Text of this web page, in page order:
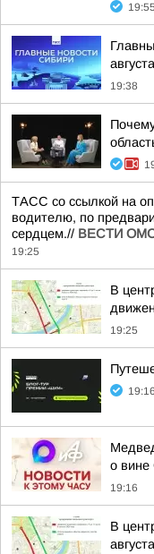
19:55
19:38
ТАСС со ссылкой на
водителю, по
сердцем.// ВЕСТИ
19:25
В
19:25
19:16
о
19:16
В